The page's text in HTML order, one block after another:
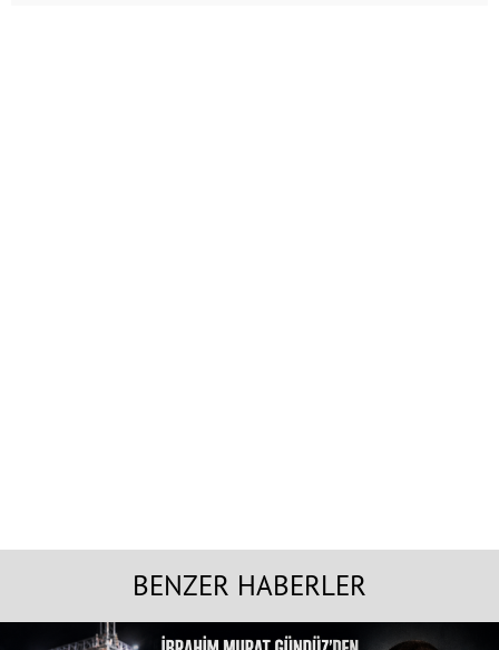
BENZER HABERLER